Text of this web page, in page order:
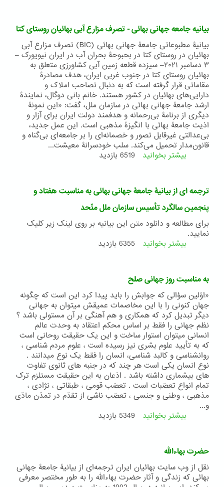
زندگی
جامعه
در
جهانی
رو
به
شهری
شدن
بیانیه جامعه جهانی بهائی - تصرف مزارع آبی بهائیان روستای کتا
بیانیۀ مطبوعاتی جامعۀ جهانی بهائی (BIC) تصرف مزارع آبی
بهائیان در روستای کتا در بحبوحۀ بحران آب در ایران نیویورک –
٣ دسامبر ٢٠٢١– سیزده قطعه زمین آبی کشاورزی متعلق به
بهائیان روستای کتا در جنوب غربی ایران، هدف مصادرۀ
مقاماتی قرار گرفته است که به دنبال تصاحب املاک و
دارایی‌های بهائیان در کشور هستند. خانم بانی دوگال، نمایندۀ
ارشد جامعۀ جهانی بهائی در سازمان ملل، گفت: «این نمونۀ
دیگری از برنامۀ ‌بی‌رحمانه و هدفمند دولت ایران برای آزار و
اذیت جامعۀ بهائی با انگیزۀ مذهبی است. این عمل جدید،
بی‌عدالتی غیرقابل تصور و خصمانه‌ای را بر جامعه‌ای بی‌گناه و
قانون‌مدار تحمیل می‌کند. سلب خودسرانۀ معیشت...
بیشتر بخوانید درباره
جهانی
بهائی
-
تصرف
مزارع
بهائیان
6519 بازدید
ترجمه ای از بیانیۀ جامعۀ جهانی بهائی به مناسبت هفتاد و
پنجمین سالگرد تأسیس سازمان ملل متّحد
برای مطالعه و دانلود متن این بیانیه بر روی لینک زیر کلیک
نمایید.
بیشتر بخوانید درباره
بیانیۀ
جامعۀ
جهانی
بهائی
به
مناسبت
هفتاد
و
پنجمین
سالگرد
تأسیس
سازمان
ملل
متّحد
6355 بازدید
به مناسبت روز جهانی صلح
«اوّلين سؤالی که جوابش را بايد پيدا کرد اين است که چگونه
جهان کنونی را با اين مخاصمات عميقش ميتوان به جهانی
ديگر تبديل کرد که همکاری و هم آهنگی بر آن مستولی باشد ؟
نظم جهانی را فقط بر اساس محکم اعتقاد به وحدت عالم
انسانی ميتوان استوار ساخت و اين يک حقيقت روحانی است
که به تأييد علوم بشری نيز رسيده است ، علوم مردم شناسی ،
روانشناسی و کالبد شناسی، انسان را فقط يک نوع ميدانند .
نوع انسان يکی است هر چند که در جنبه های ثانوی تفاوت
های بيشماری داشته باشد . اذعان به اين حقيقت مستلزم ترک
تمام انواع تعصّبات است . تعصّب قومی ، طبقاتی ، نژادی ،
مذهبی ، وطنی و جنسی ، تعصّب ناشی از تقدّم در تمدّن مادّی
و...
بیشتر بخوانید درباره
صلح
5349 بازدید
حضرت بهاءالله
نقل از وب سایت بهائیان ایران ترجمه‌ای از بیانیۀ جامعۀ جهانی
بهائی که زندگی و آثار حضرت بهاءالله را به طور مختصر معرفی